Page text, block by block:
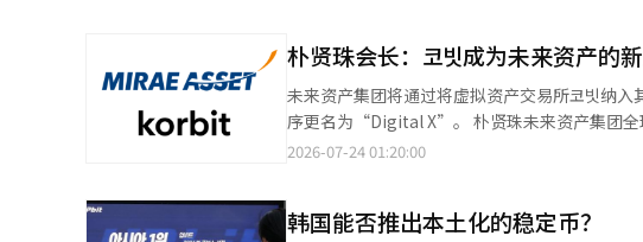
朴贤珠会长：코빗成为未来资产的
未来资产集团将通过将虚拟资产交易所코빗纳
序更名为“Digital X”。 朴贤珠未来资产集团全球战略家（GSO）在23日发给员工的信中表示：“虚拟资产交易所코
빗已成为未来资产的一部分，今天以‘Digital X’的新名称重新启航。” 朴全
实物关联资产（RWA）代币化、代币证券（
2026-07-24 01:20:00
韩国能否推出本土化的稳定币？